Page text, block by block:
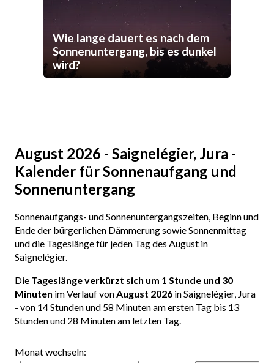
Wie lange dauert es nach dem
Sonnenuntergang, bis es dunkel
wird?
August 2026 - Saignelégier, Jura -
Kalender für Sonnenaufgang und
Sonnenuntergang
Sonnenaufgangs- und Sonnenuntergangszeiten, Beginn und
Ende der bürgerlichen Dämmerung sowie Sonnenmittag
und die Tageslänge für jeden Tag des August in
Saignelégier.
Die Tageslänge verkürzt sich um 1 Stunde und 30
Minuten im Verlauf vonAugust 2026 in Saignelégier, Jura
- von 14 Stunden und 58 Minuten am ersten Tag bis 13
Stunden und 28 Minuten am letzten Tag.
Monat wechseln: